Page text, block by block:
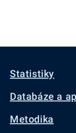
Statistiky
Databáze a
Metodika